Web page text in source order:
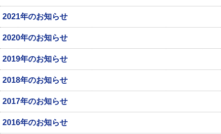
2021年のお知らせ
2020年のお知らせ
2019年のお知らせ
2018年のお知らせ
2017年のお知らせ
2016年のお知らせ